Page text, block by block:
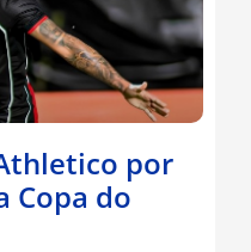
por
Copa do